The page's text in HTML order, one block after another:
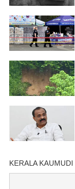
KERALA KAUMUDI